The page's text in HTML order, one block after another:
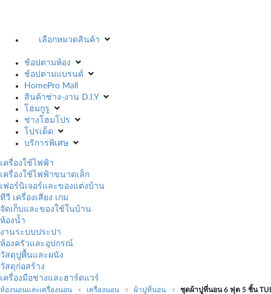
เลือกหมวดสินค้า
ช้อปตามห้อง
ช้อปตามแบรนด์
HomePro Mall
สินค้าช่าง-งาน D.I.Y
โฮมกูรู
ช่างโฮมโปร
โปรเด็ด
บริการพิเศษ
เครื่องใช้ไฟฟ้า
เครื่องใช้ไฟฟ้าขนาดเล็ก
เฟอร์นิเจอร์และของแต่งบ้าน
ทีวี เครื่องเสียง เกม
จัดเก็บและของใช้ในบ้าน
ห้องน้ำ
งานระบบประปา
ห้องครัวและอุปกรณ์
วัสดุปูพื้นและผนัง
วัสดุก่อสร้าง
เครื่องมือช่างและฮาร์ดแวร์
ห้องนอนและเครื่องนอน เครื่องนอน ผ้าปูที่นอน ชุดผ้าปูที่นอน 6 ฟุต 5 ชิ้น